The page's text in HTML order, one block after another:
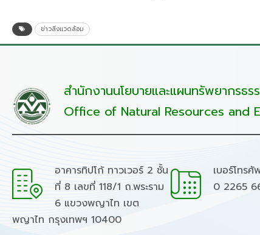
ข่าวสิ่งแวดล้อม
สำนักงานนโยบายและแผนทรัพยากรธ
Office of Natural Resources and
อาคารทิปโก้ ทาวเวอร์ 2 ชั้น
ที่ 8 เลขที่ 118/1 ถ.พระราม
6 แขวงพญาไท เขต
พญาไท กรุงเทพฯ 10400
เบอร์โทรศั
0 2265